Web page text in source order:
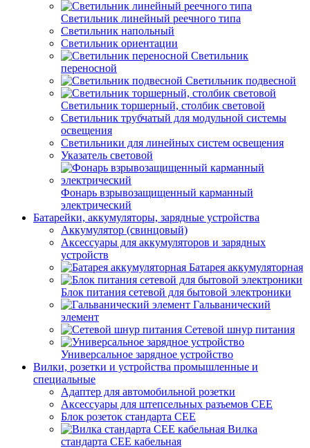
Светильник линейный реечного типа
Светильник напольный
Светильник ориентации
Светильник
переносной
Светильник подвесной
Светильник торшерный, столбик световой
Светильник трубчатый для модульной системы
освещения
Светильники для линейных систем освещения
Указатель световой
Фонарь взрывозащищенный карманный
электрический
Батарейки, аккумуляторы, зарядные устройства
Аккумулятор (свинцовый)
Аксессуары для аккумуляторов и зарядных
устройств
Батарея аккумуляторная
Блок питания сетевой для бытовой электроники
Гальванический
элемент
Сетевой шнур питания
Универсальное зарядное устройство
Вилки, розетки и устройства промышленные и
специальные
Адаптер для автомобильной розетки
Аксессуары для штепсельных разъемов CEE
Блок розеток стандарта CEE
Вилка
стандарта CEE кабельная